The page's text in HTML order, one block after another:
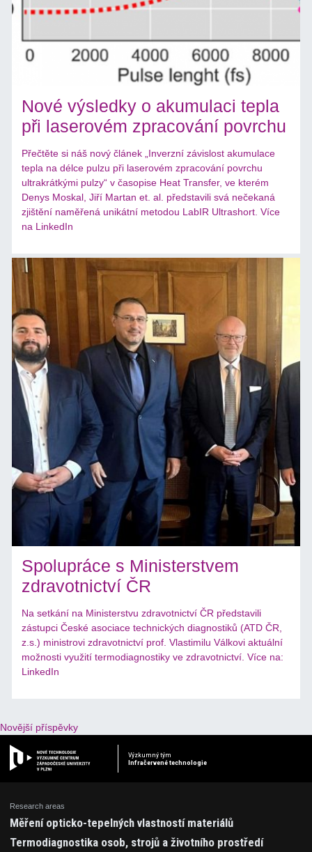
Nové výsledky o akumulaci tepla
při laserovém zpracování povrchu
Přečtěte si náš nový článek „Inverzní závislost akumulace
tepla na délce pulzu při laserovém zpracování povrchu
ultrakrátkými pulzy“ v časopise Heat Transfer, ve kterém
Denys Moskal, Jiří Martan et. al. představili svá nečekaná
zjištění naměřená unikátní metodou LabIR Ultrashort. Více
na LinkedIn
Spolupráce s Ministerstvem
zdravotnictví ČR
Na setkání na Ministerstvu zdravotnictví ČR představili
zástupci České asociace technických diagnostiků (ATD ČR,
z.s.) ministrovi zdravotnictví prof. Vlastimilu Válkovi aktuální
možnosti využití termodiagnostiky ve zdravotnictví. Více na:
LinkedIn
Navigace
pro
příspěvky
Novější příspěvky
Výzkumný tým
Infračervené technologie
Research areas
Měření opticko-tepelných vlastností materiálů
Termodiagnostika osob, strojů a životního prostředí